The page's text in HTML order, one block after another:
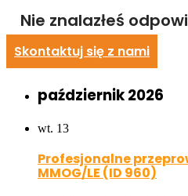
Nie znalazłeś
Skontaktuj się z nami
październik 2026
wt. 13
Profesjonalne
MMOG/LE (ID 960)